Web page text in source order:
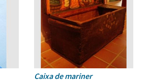
Caixa de mariner